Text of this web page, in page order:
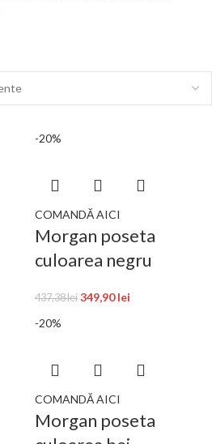
-20%
COMANDĂ AICI
Morgan poseta
culoarea negru
437,38lei 349,90lei
-20%
COMANDĂ AICI
Morgan poseta